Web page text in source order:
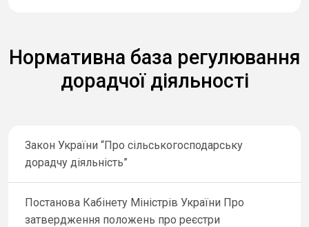
Нормативна база регулювання
дорадчої діяльності
Закон України “Про сільськогосподарську
дорадчу діяльність”
Постанова Кабінету Міністрів України Про
затвердження положень про реєстри